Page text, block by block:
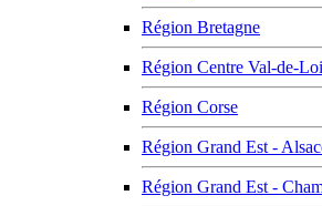
Région Bretagne
Région Centre Val-de-
Région Corse
Région Grand Est -
Région Grand Est -